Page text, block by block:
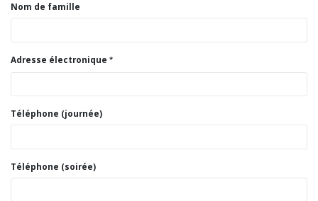
Nom de famille
Adresse électronique
Téléphone (journée)
Téléphone (soirée)